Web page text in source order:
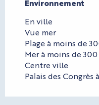
Environnement
Environnement
En ville
Vue mer
Plage à moins de
Mer à moins de
Centre ville
Palais des Congrès